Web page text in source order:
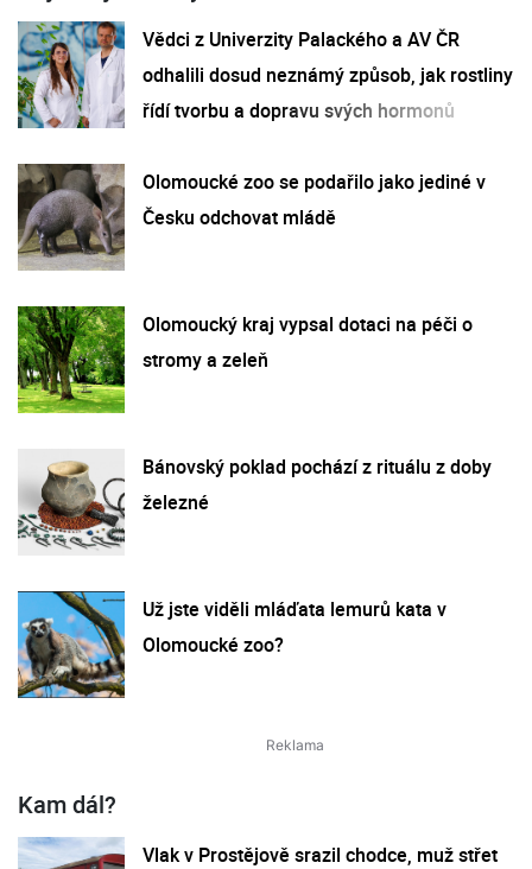
Vědci z Univerzity Palackého a AV ČR
odhalili dosud neznámý způsob, jak rostliny
řídí tvorbu a dopravu svých hormonů
Olomoucké zoo se podařilo jako jediné v
Česku odchovat mládě
Olomoucký kraj vypsal dotaci na péči o
stromy a zeleň
Bánovský poklad pochází z rituálu z doby
železné
Už jste viděli mláďata lemurů kata v
Olomoucké zoo?
Kam dál?
Vlak v Prostějově srazil chodce, muž střet